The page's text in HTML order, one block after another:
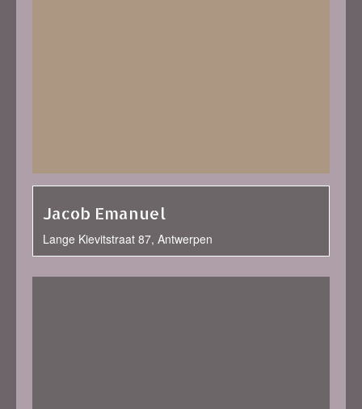
Jacob Emanuel
Lange Kievitstraat 87, Antwerpen